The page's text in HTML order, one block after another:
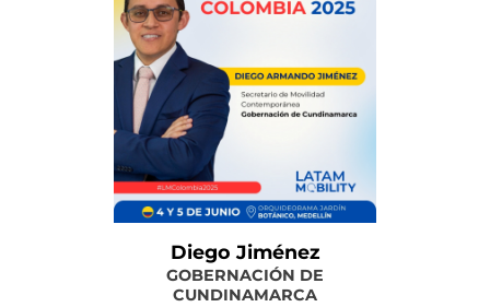
Diego Jiménez
GOBERNACIÓN DE
CUNDINAMARCA